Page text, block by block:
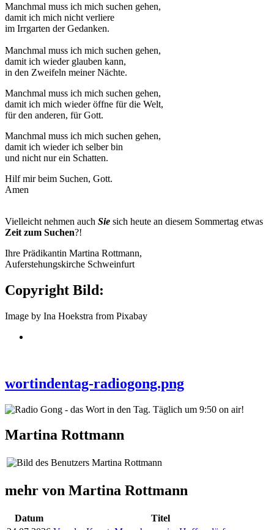
Manchmal muss ich mich suchen gehen,
damit ich mich nicht verliere
im Irrgarten der Gedanken.
Manchmal muss ich mich suchen gehen,
damit ich wieder glauben kann,
in den Zweifeln meiner Nächte.
Manchmal muss ich mich suchen gehen,
damit ich mich wieder öffne für die Welt,
für den anderen, für Gott.
Manchmal muss ich mich suchen gehen,
damit ich wieder ich selber bin
und nicht nur ein Schatten.
Hilf mir beim Suchen, Gott.
Amen
Vielleicht nehmen auch Sie sich heute an diesem Sommertag etwas
Zeit zum Suchen?!
Ihre Prädikantin Martina Rottmann,
Auferstehungskirche Schweinfurt
Copyright Bild:
Image by Ina Hoekstra from Pixabay
wortindentag-radiogong.png
Martina Rottmann
mehr von Martina Rottmann
Datum
Titel